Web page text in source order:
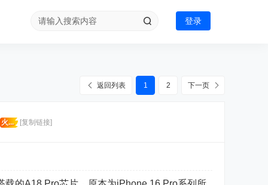
登录
1 2 下一页
返回列表
火... [复制链接]